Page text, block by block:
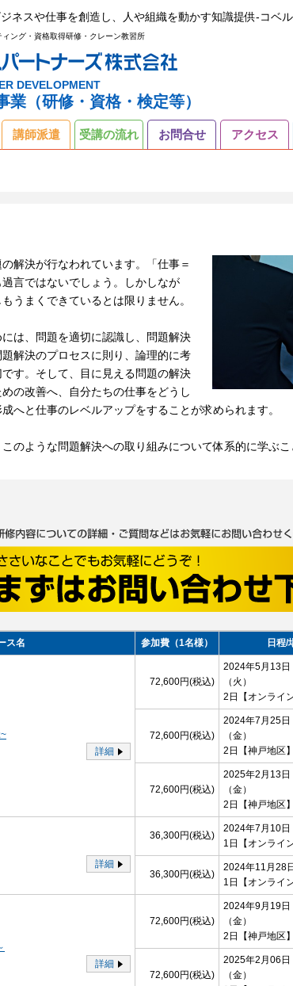
ネスや仕事を創造し、人や組織を動かす知識提供-コベ
ング・資格取得研修・クレーン教習所
DEVELOPMENT
業（研修・資格・検定等）
講師派遣 受講の流れ お問合せ アクセス
解決が行なわれています。「仕事＝
言ではないでしょう。しかしなが
うまくできているとは限りません。
は、問題を適切に認識し、問題解決
解決のプロセスに則り、論理的に考
す。そして、目に見える問題の解決
の改善へ、自分たちの仕事をどうし
へと仕事のレベルアップをすることが求められます。
のような問題解決への取り組みについて体系的に学ぶこ
ス名 参加費（1名様） 日程/
詳細
72,600円(税込)
2024年5月13日
（火）
2日
【オンライ
72,600円(税込)
2024年7月25日
（金）
2日
【神戸地区】
72,600円(税込)
2025年2月13日
（金）
2日
【神戸地区】
詳細
36,300円(税込)
2024年7月10日
1日
【オンライ
36,300円(税込)
2024年11月28
1日
【オンライ
詳細
72,600円(税込)
2024年9月19日
（金）
2日
【神戸地区】
72,600円(税込)
2025年2月06日
（金）